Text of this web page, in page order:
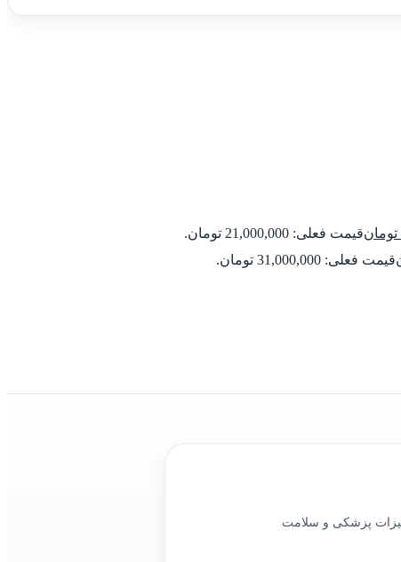
تومانقیمت فعلی: 21,000,000 تومان.
قیمت فعلی: 31,000,000 تومان.
را در حوزه تجهیزات پزشکی و سلامت